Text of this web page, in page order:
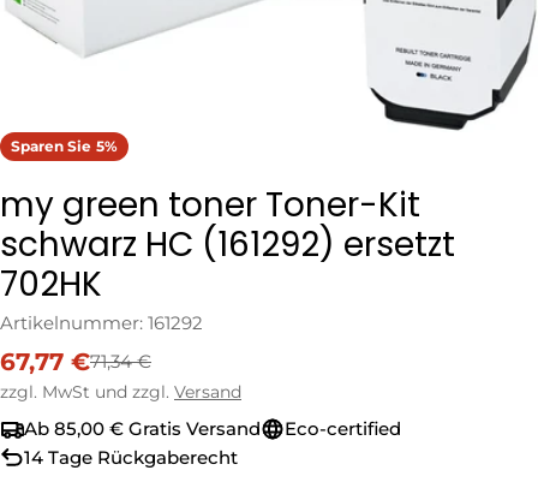
Sparen Sie 5%
my green toner Toner-Kit
schwarz HC (161292) ersetzt
702HK
Artikelnummer: 161292
Verkaufspreis
67,77 €
Regulärer
Preis
71,34 €
zzgl. MwSt und zzgl. Versand
Ab 85,00 € Gratis Versand
Eco-certified
14 Tage Rückgaberecht